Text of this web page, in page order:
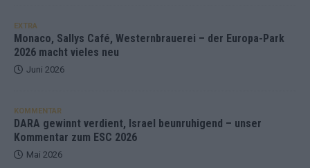
EXTRA
Monaco, Sallys Café, Westernbrauerei – der Europa-Park
2026 macht vieles neu
Juni 2026
KOMMENTAR
DARA gewinnt verdient, Israel beunruhigend – unser
Kommentar zum ESC 2026
Mai 2026